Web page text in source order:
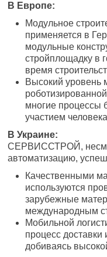
В Европе:
Модульное
применяется в
модульные
стройплощадку в
время
Высокий уровень
многие процессы
участием
В Украине:
СЕРВИССТРОЙ,
автоматизацию,
Качественными
используются
зарубежные
международным
Мобильной
процесс доставки
добиваясь